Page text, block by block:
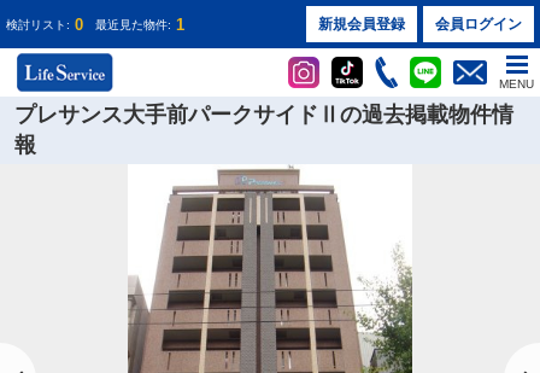
検討リスト: 0 最近見た物件: 1 新規会員登録 会員ログイン
MENU
プレサンス大手前パークサイドⅡの過去掲載物件情
報